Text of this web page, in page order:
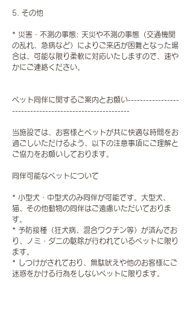
5. その他
* 災害・不測の事態: 天災や不測の事態（交通機関
の乱れ、急病など）によりご来店が困難となった場
合は、可能な限り柔軟に対応いたしますので、速や
かにご連絡ください。
ペット同伴に関するご案内とお願い-----------------
---------------------------------------
当施設では、お客様とペットが共に快適な時間をお
過ごしいただけるよう、以下の注意事項にご理解と
ご協力をお願いしております。
同伴可能なペットについて
* 小型犬・中型犬のみ同伴が可能です。大型犬、
猫、その他動物の同伴はご遠慮いただいておりま
す。
* 予防接種（狂犬病、混合ワクチン等）が済んでお
り、ノミ・ダニの駆除が行われているペットに限り
ます。
* しつけがされており、無駄吠えや他のお客様にご
迷惑をかける行為をしないペットに限ります。